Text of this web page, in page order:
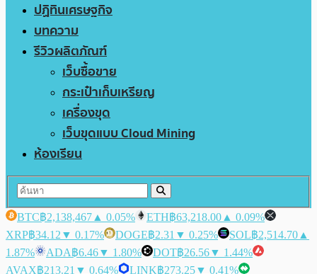
ปฏิทินเศรษฐกิจ
บทความ
รีวิวผลิตภัณฑ์
เว็บซื้อขาย
กระเป๋าเก็บเหรียญ
เครื่องขุด
เว็บขุดแบบ Cloud Mining
ห้องเรียน
BTC฿2,138,467 ▲ 0.05% ETH฿63,218.00 ▲ 0.09%
XRP฿34.12 ▼ 0.17% DOGE฿2.31 ▼ 0.25% SOL฿2,514.70 ▲
1.87%
ADA฿6.46▼ 1.80% DOT฿26.56▼ 1.44%
AVAX฿213.21 ▼ 0.64% LINK฿273.25▼ 0.41%